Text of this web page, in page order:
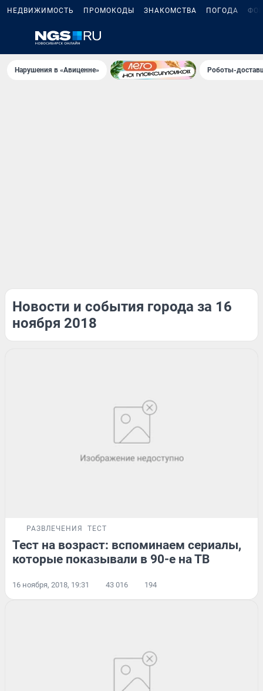
НЕДВИЖИМОСТЬ ПРОМОКОДЫ ЗНАКОМСТВА ПОГОДА
Нарушения в «Авиценне» Роботы-
Новости и события города за 16
ноября 2018
РАЗВЛЕЧЕНИЯ ТЕСТ
Тест на возраст: вспоминаем сериалы,
которые показывали в 90-е на ТВ
16 ноября, 2018, 19:31 43 016 194